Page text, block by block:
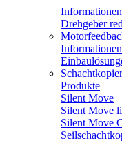
Informationen
Drehgeber
Informationen
Produkte
Silent Move
Silent Move
Silent Move